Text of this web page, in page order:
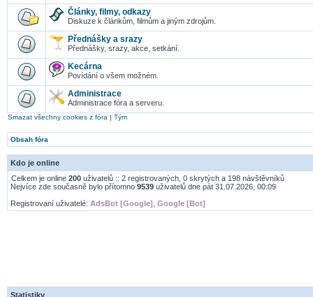
Články, filmy, odkazy
Diskuze k článkům, filmům a jiným zdrojům.
Přednášky a srazy
Přednášky, srazy, akce, setkání.
Kecárna
Povídání o všem možném.
Administrace
Administrace fóra a serveru.
Smazat všechny cookies z fóra | Tým
Obsah fóra
Kdo je online
Celkem je online 200 uživatelů :: 2 registrovaných, 0 skrytých a 198 návštěvníků
Nejvíce zde současně bylo přítomno 9539 uživatelů dne pát 31.07.2026, 00:09
Registrovaní uživatelé: AdsBot [Google] Google [Bot]
Statistiky